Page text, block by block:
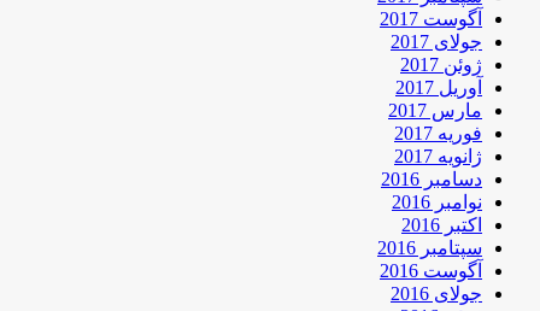
آگوست 2017
جولای 2017
ژوئن 2017
آوریل 2017
مارس 2017
فوریه 2017
ژانویه 2017
دسامبر 2016
نوامبر 2016
اکتبر 2016
سپتامبر 2016
آگوست 2016
جولای 2016